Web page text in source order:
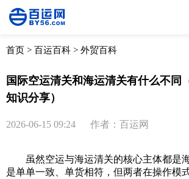
全部 物流资讯
首页 > 百运百科 > 外贸百科
国际空运清关和海运清关有什么不同
知识分享）
2026-06-15 09:24 作者：百运网
虽然空运与海运清关的核心主体都是
是单单一致、单货相符，但两者在操作模